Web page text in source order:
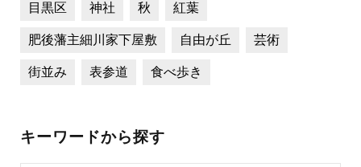
目黒区 神社 秋 紅葉
肥後藩主細川家下屋敷 自由が丘 芸術
街並み 表参道 食べ歩き
キーワードから探す